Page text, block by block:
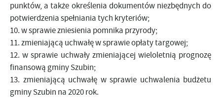
punktów, a także określenia dokumentów niezbędnych do
potwierdzenia spełniania tych kryteriów;
10. w sprawie zniesienia pomnika przyrody;
11. zmieniającą uchwałę w sprawie opłaty targowej;
12. w sprawie uchwały zmieniającej wieloletnią prognozę
finansową gminy Szubin;
13. zmieniającą uchwałę w sprawie uchwalenia budżetu
gminy Szubin na 2020 rok.